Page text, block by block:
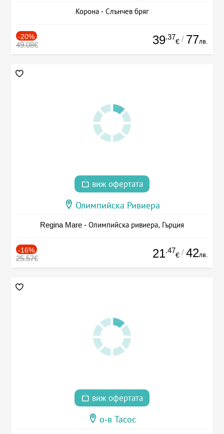
Корона - Слънчев бряг
-20%
49.08€ 39.37
€ / 77лв.
виж офертата
Олимпийска Ривиера
Regina Mare - Олимпийска ривиера, Гърция
-16%
25.57€ 21.47
€ / 42лв.
виж офертата
о-в Тасос